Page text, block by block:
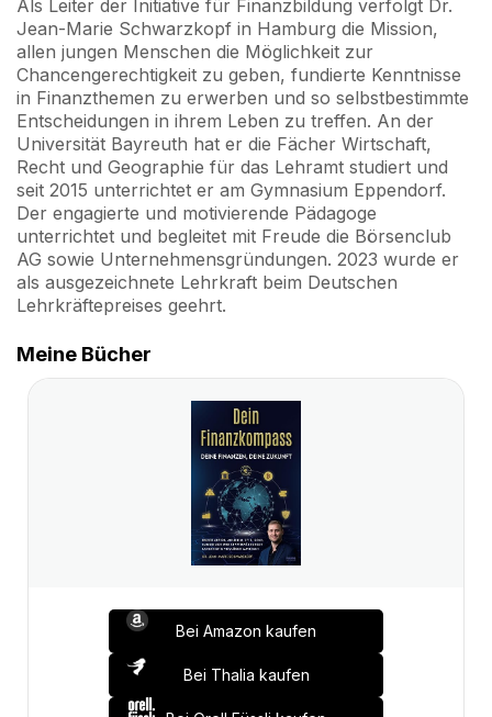
Als Leiter der Initiative für Finanzbildung verfolgt Dr.
Jean-Marie Schwarzkopf in Hamburg die Mission,
allen jungen Menschen die Möglichkeit zur
Chancengerechtigkeit zu geben, fundierte Kenntnisse
in Finanzthemen zu erwerben und so selbstbestimmte
Entscheidungen in ihrem Leben zu treffen. An der
Universität Bayreuth hat er die Fächer Wirtschaft,
Recht und Geographie für das Lehramt studiert und
seit 2015 unterrichtet er am Gymnasium Eppendorf.
Der engagierte und motivierende Pädagoge
unterrichtet und begleitet mit Freude die Börsenclub
AG sowie Unternehmensgründungen. 2023 wurde er
als ausgezeichnete Lehrkraft beim Deutschen
Lehrkräftepreises geehrt.
Meine Bücher
Bei Amazon kaufen
Bei Thalia kaufen